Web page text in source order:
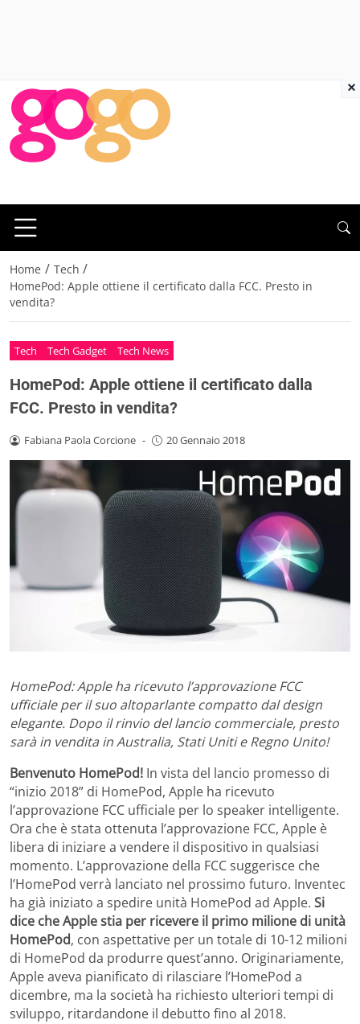
Home / Tech /
HomePod: Apple ottiene il certificato dalla FCC. Presto in
vendita?
Tech Tech Gadget Tech News
HomePod: Apple ottiene il certificato dalla
FCC. Presto in vendita?
Fabiana Paola Corcione - 20 Gennaio 2018
HomePod: Apple ha ricevuto l’approvazione FCC
ufficiale per il suo altoparlante compatto dal design
elegante. Dopo il rinvio del lancio commerciale, presto
sarà in vendita in Australia, Stati Uniti e Regno Unito!
Benvenuto HomePod! In vista del lancio promesso di
“inizio 2018” di HomePod, Apple ha ricevuto
l’approvazione FCC ufficiale per lo speaker intelligente.
Ora che è stata ottenuta l’approvazione FCC, Apple è
libera di iniziare a vendere il dispositivo in qualsiasi
momento. L’approvazione della FCC suggerisce che
l’HomePod verrà lanciato nel prossimo futuro. Inventec
ha già iniziato a spedire unità HomePod ad Apple. Si
dice che Apple stia per ricevere il primo milione di unità
HomePod, con aspettative per un totale di 10-12 milioni
di HomePod da produrre quest’anno. Originariamente,
Apple aveva pianificato di rilasciare l’HomePod a
dicembre, ma la società ha richiesto ulteriori tempi di
sviluppo, ritardandone il debutto fino al 2018.
×